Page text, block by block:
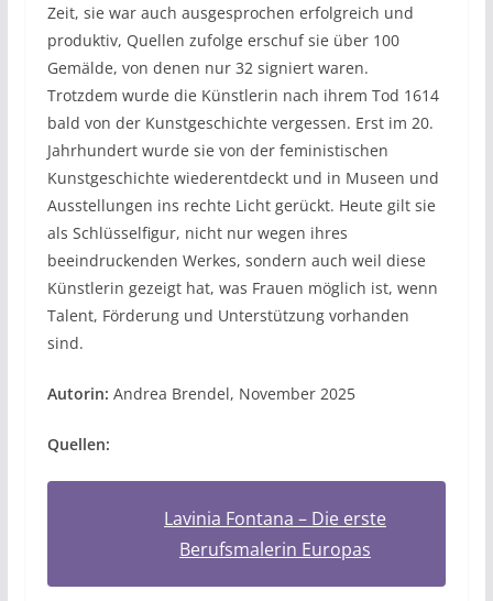
Zeit, sie war auch ausgesprochen erfolgreich und
produktiv, Quellen zufolge erschuf sie über 100
Gemälde, von denen nur 32 signiert waren.
Trotzdem wurde die Künstlerin nach ihrem Tod 1614
bald von der Kunstgeschichte vergessen. Erst im 20.
Jahrhundert wurde sie von der feministischen
Kunstgeschichte wiederentdeckt und in Museen und
Ausstellungen ins rechte Licht gerückt. Heute gilt sie
als Schlüsselfigur, nicht nur wegen ihres
beeindruckenden Werkes, sondern auch weil diese
Künstlerin gezeigt hat, was Frauen möglich ist, wenn
Talent, Förderung und Unterstützung vorhanden
sind.
Autorin: Andrea Brendel, November 2025
Quellen:
Lavinia Fontana – Die erste
Berufsmalerin Europas